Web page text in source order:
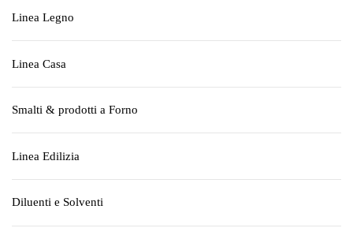
Linea Legno
Linea Casa
Smalti & prodotti a Forno
Linea Edilizia
Diluenti e Solventi